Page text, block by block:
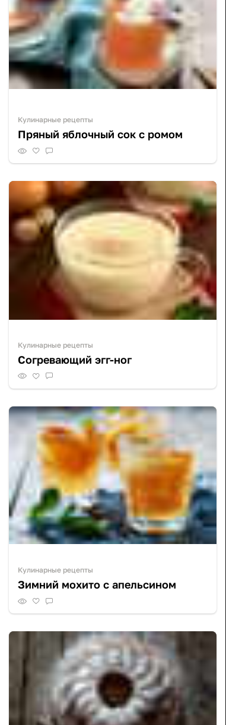
Кулинарные рецепты
Пряный яблочный сок с ромом
Кулинарные рецепты
Согревающий эгг-ног
Кулинарные рецепты
Зимний мохито с апельсином